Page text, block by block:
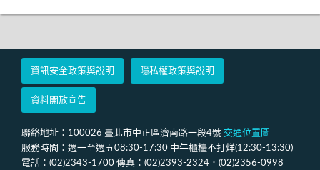
資訊安全政策與說明 隱私權政策與說明
資料開放宣告
聯絡地址：100026 臺北市中正區濟南路一段4號 交通位置圖
服務時間：週一至週五08:30-17:30 中午櫃檯不打烊(12:30-13:30)
電話：(02)2343-1700 傳真：(02)2393-2324．(02)2356-0998